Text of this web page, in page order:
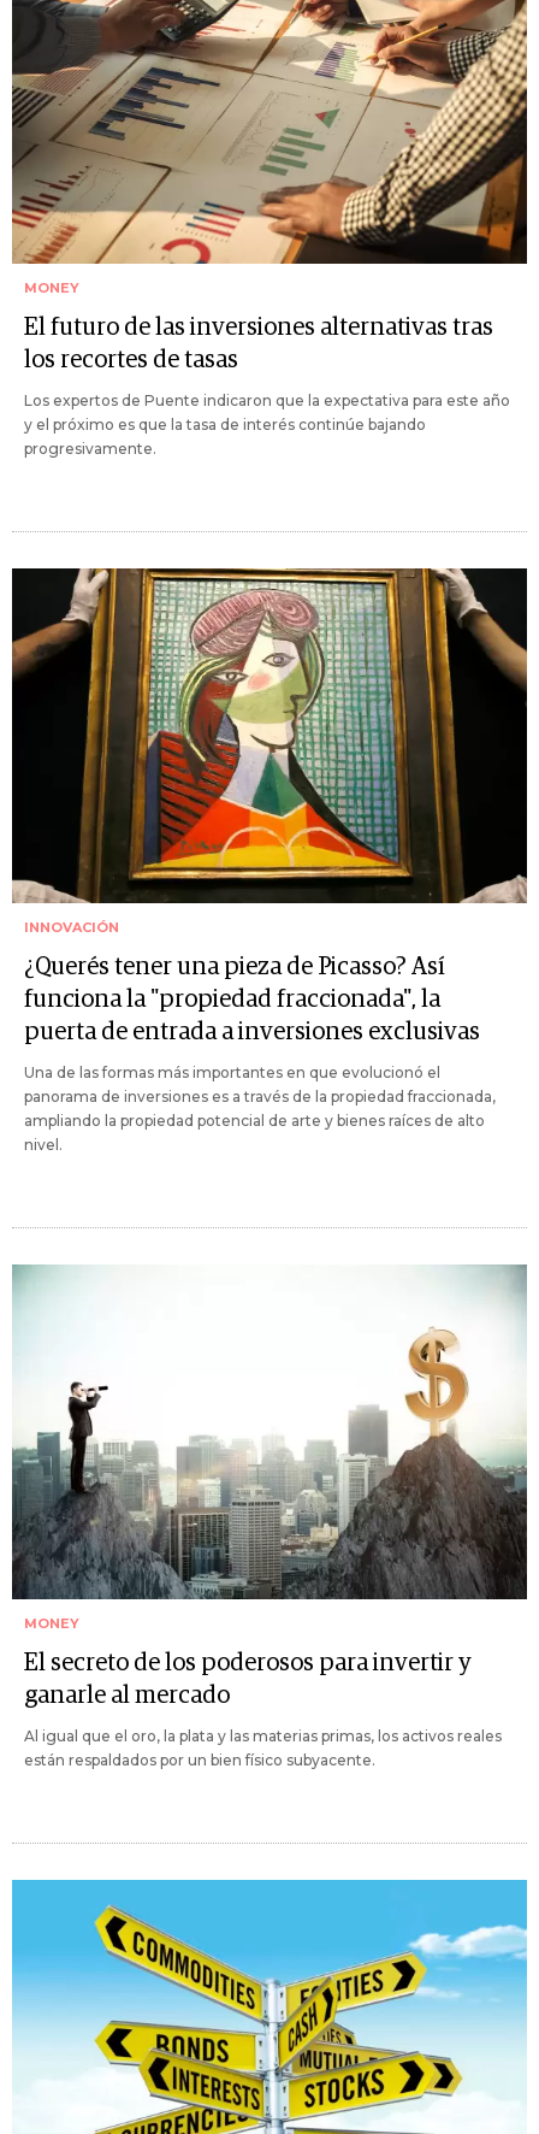
MONEY
El futuro de las inversiones alternativas tras
los recortes de tasas
Los expertos de Puente indicaron que la expectativa para este año
y el próximo es que la tasa de interés continúe bajando
progresivamente.
INNOVACIÓN
¿Querés tener una pieza de Picasso? Así
funciona la "propiedad fraccionada", la
puerta de entrada a inversiones exclusivas
Una de las formas más importantes en que evolucionó el
panorama de inversiones es a través de la propiedad fraccionada,
ampliando la propiedad potencial de arte y bienes raíces de alto
nivel.
MONEY
El secreto de los poderosos para invertir y
ganarle al mercado
Al igual que el oro, la plata y las materias primas, los activos reales
están respaldados por un bien físico subyacente.